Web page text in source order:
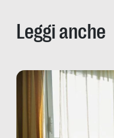
Leggi anche